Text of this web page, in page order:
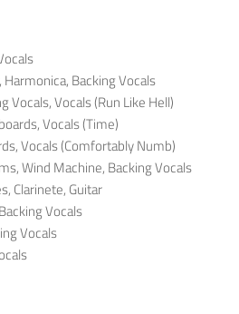
Harmonica, Backing Vocals
Vocals, Vocals (Run Like Hell)
Vocals (Time)
Vocals (Comfortably Numb)
Wind Machine, Backing Vocals
Clarinete, Guitar
Vocals
Vocals